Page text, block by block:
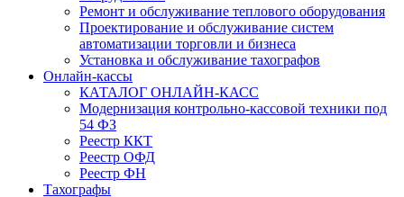
Ремонт и обслуживание теплового оборудования
Проектирование и обслуживание систем
автоматизации торговли и бизнеса
Установка и обслуживание тахографов
Онлайн-кассы
КАТАЛОГ ОНЛАЙН-КАСС
Модернизация контрольно-кассовой техники под
54 ФЗ
Реестр ККТ
Реестр ОФД
Реестр ФН
Тахографы